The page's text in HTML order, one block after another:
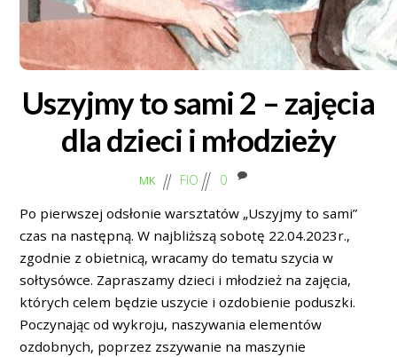
Uszyjmy to sami 2 – zajęcia
dla dzieci i młodzieży
MK FIO 0
Po pierwszej odsłonie warsztatów „Uszyjmy to sami”
czas na następną. W najbliższą sobotę 22.04.2023r.,
zgodnie z obietnicą, wracamy do tematu szycia w
sołtysówce. Zapraszamy dzieci i młodzież na zajęcia,
których celem będzie uszycie i ozdobienie poduszki.
Poczynając od wykroju, naszywania elementów
ozdobnych, poprzez zszywanie na maszynie